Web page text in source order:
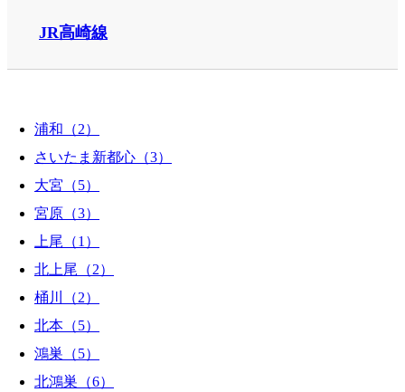
JR高崎線
浦和（2）
さいたま新都心（3）
大宮（5）
宮原（3）
上尾（1）
北上尾（2）
桶川（2）
北本（5）
鴻巣（5）
北鴻巣（6）